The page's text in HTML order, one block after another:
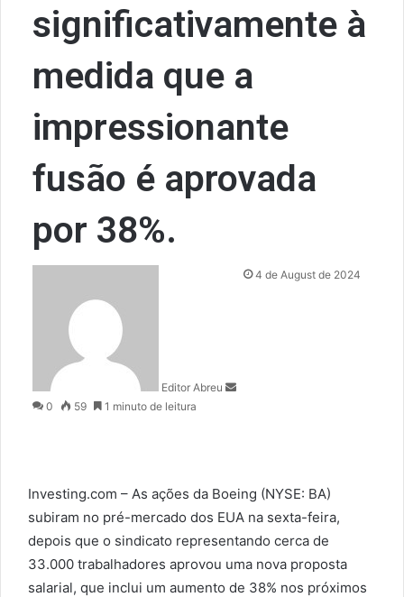
significativamente à
medida que a
impressionante
fusão é aprovada
por 38%.
Editor Abreu
4 de August de 2024
0 59 1 minuto de leitura
Investing.com – As ações da Boeing (NYSE: BA)
subiram no pré-mercado dos EUA na sexta-feira,
depois que o sindicato representando cerca de
33.000 trabalhadores aprovou uma nova proposta
salarial, que inclui um aumento de 38% nos próximos